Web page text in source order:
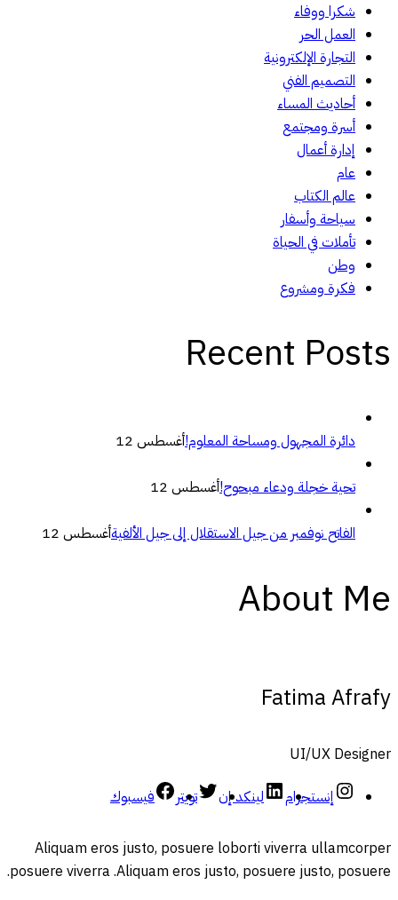
شكرا ووفاء
العمل الحر
التجارة الإلكترونية
التصميم الفني
أحاديث المساء
أسرة ومجتمع
إدارة أعمال
عام
عالم الكتاب
سياحة وأسفار
تأملات في الحياة
وطن
فكرة ومشروع
Recent Posts
دائرة المجهول ومساحة المعلوم!أغسطس 12
تحية خجلة ودعاء مبحوح!أغسطس 12
الفاتح نوفمبر من جيل الاستقلال إلى جيل الألفيةأغسطس 12
About Me
Fatima Afrafy
UI/UX Designer
إنستجرام
لينكد إن تويتر فيسبوك
Aliquam eros justo, posuere loborti viverra ullamcorper
posuere viverra .Aliquam eros justo, posuere justo, posuere.